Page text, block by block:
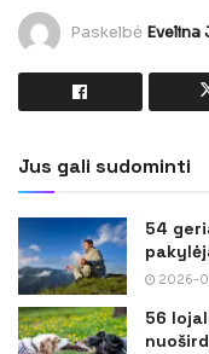
Paskelbė Evelina
Jus gali sudominti
54
2026-
56